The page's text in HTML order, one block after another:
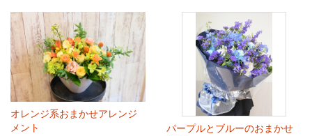
オレンジ系おまかせアレンジ
メント
パープルとブルーのおまかせ